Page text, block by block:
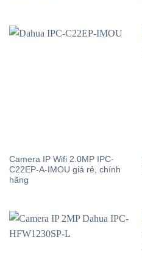
Camera IP Wifi 2.0MP IPC-
C22EP-A-IMOU giá rẻ, chính
hãng